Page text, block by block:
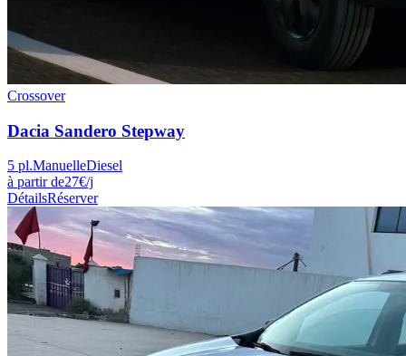
Crossover
Dacia Sandero Stepway
5 pl.ManuelleDiesel
à partir de27€/j
DétailsRéserver